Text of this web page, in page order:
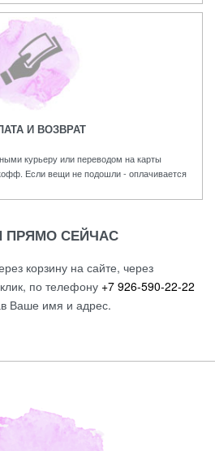
И ВОЗВРАТ
курьеру или переводом на карты
Если вещи не подошли - оплачивается
ПРЯМО СЕЙЧАС
корзину на сайте, через
по телефону +7 926-590-22-22
Ваше имя и адрес.